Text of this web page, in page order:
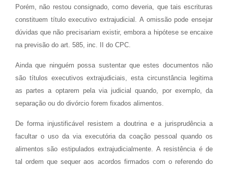
Porém, não restou consignado, como deveria, que tais escrituras
constituem título executivo extrajudicial. A omissão pode ensejar
dúvidas que não precisariam existir, embora a hipótese se encaixe
na previsão do art. 585, inc. II do CPC.
Ainda que ninguém possa sustentar que estes documentos não
são títulos executivos extrajudiciais, esta circunstância legitima
as partes a optarem pela via judicial quando, por exemplo, da
separação ou do divórcio forem fixados alimentos.
De forma injustificável resistem a doutrina e a jurisprudência a
facultar o uso da via executória da coação pessoal quando os
alimentos são estipulados extrajudicialmente. A resistência é de
tal ordem que sequer aos acordos firmados com o referendo do